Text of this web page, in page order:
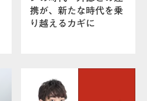
携が、新たな時代を乗
り越えるカギに